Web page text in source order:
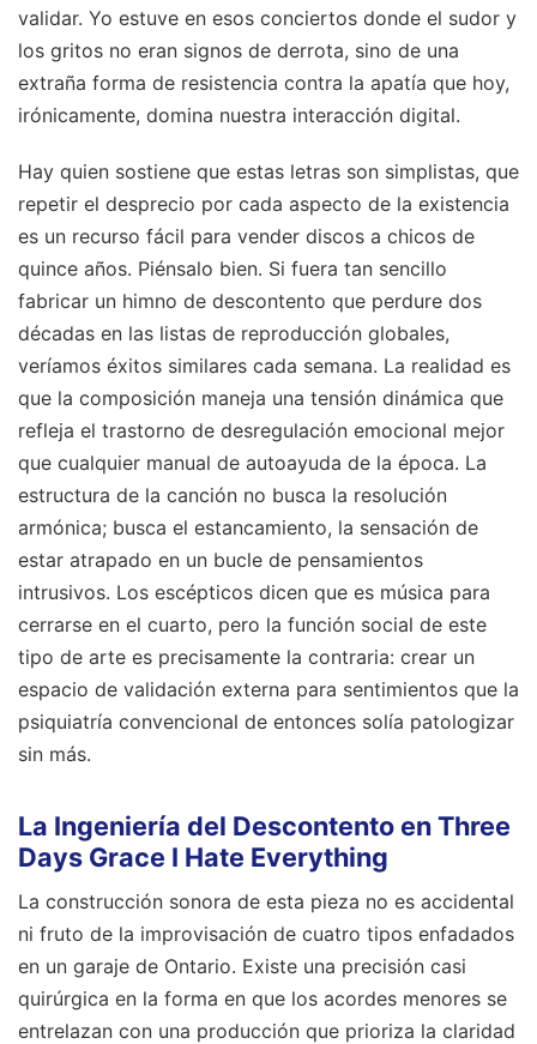
validar. Yo estuve en esos conciertos donde el sudor y
los gritos no eran signos de derrota, sino de una
extraña forma de resistencia contra la apatía que hoy,
irónicamente, domina nuestra interacción digital.
Hay quien sostiene que estas letras son simplistas, que
repetir el desprecio por cada aspecto de la existencia
es un recurso fácil para vender discos a chicos de
quince años. Piénsalo bien. Si fuera tan sencillo
fabricar un himno de descontento que perdure dos
décadas en las listas de reproducción globales,
veríamos éxitos similares cada semana. La realidad es
que la composición maneja una tensión dinámica que
refleja el trastorno de desregulación emocional mejor
que cualquier manual de autoayuda de la época. La
estructura de la canción no busca la resolución
armónica; busca el estancamiento, la sensación de
estar atrapado en un bucle de pensamientos
intrusivos. Los escépticos dicen que es música para
cerrarse en el cuarto, pero la función social de este
tipo de arte es precisamente la contraria: crear un
espacio de validación externa para sentimientos que la
psiquiatría convencional de entonces solía patologizar
sin más.
La Ingeniería del Descontento en Three
Days Grace I Hate Everything
La construcción sonora de esta pieza no es accidental
ni fruto de la improvisación de cuatro tipos enfadados
en un garaje de Ontario. Existe una precisión casi
quirúrgica en la forma en que los acordes menores se
entrelazan con una producción que prioriza la claridad